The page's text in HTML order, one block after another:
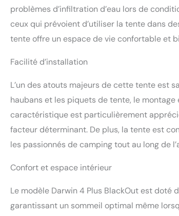
problèmes d’infiltration d’eau lors de
ceux qui prévoient d’utiliser la tente dans
tente offre un espace de vie confortable et
Facilité d’installation
L’un des atouts majeurs de cette tente est
haubans et les piquets de tente, le
caractéristique est particulièrement
facteur déterminant. De plus, la tente est
les passionnés de camping tout au long de
Confort et espace intérieur
Le modèle Darwin 4 Plus BlackOut est doté
garantissant un sommeil optimal même